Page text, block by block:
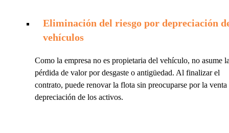
Eliminación del riesgo por depreciación
vehículos
Como la empresa no es propietaria del vehículo, no asume
pérdida de valor por desgaste o antigüedad. Al finalizar el
contrato, puede renovar la flota sin preocuparse por la venta
depreciación de los activos.